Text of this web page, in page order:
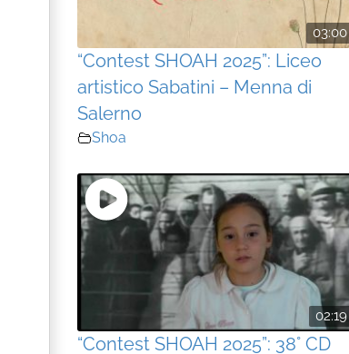
03:00
“Contest SHOAH 2025”: Liceo
artistico Sabatini – Menna di
Salerno
Shoa
02:19
“Contest SHOAH 2025”: 38° CD